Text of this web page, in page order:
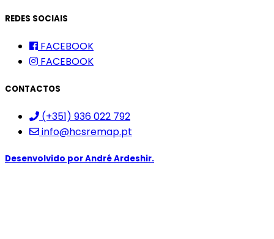
REDES SOCIAIS
FACEBOOK
FACEBOOK
CONTACTOS
(+351) 936 022 792
info@hcsremap.pt
Desenvolvido porAndré Ardeshir.